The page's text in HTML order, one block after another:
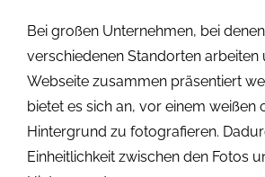
Bei großen Unternehmen, bei
verschiedenen Standorten arbeiten
Webseite zusammen präsentiert
bietet es sich an, vor einem weißen
Hintergrund zu fotografieren.
Einheitlichkeit zwischen den Fotos